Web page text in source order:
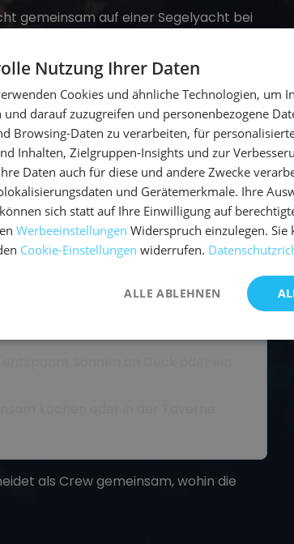
Leuteabläuft? Ungefähr so:
ins Meer und gemeinsames
Schnorcheln oder SUP,
als Crew gemeinsam, wohin die
Nutzung Ihrer Daten
Cookies und ähnliche Technologien, um
darauf zuzugreifen und personenbezogene
Browsing-Daten zu verarbeiten, für
Inhalten, Zielgruppen-Insights und zur
Daten auch für diese und andere Zwecke
und Gerätemerkmale. Ihre
sich statt auf Ihre Einwilligung auf
Werbeeinstellungen Widerspruch einzulegen. Sie
Cookie-Einstellungen widerrufen.
ALLE ABLEHNEN